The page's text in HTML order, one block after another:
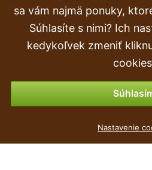
Doprava a doručenie
Objednávka
Vrátenie tovaru & vrátenie
sa vám najmä ponuky,
Súhlasíte s nimi? Ich
kedykoľvek zmeniť
Nastavenie